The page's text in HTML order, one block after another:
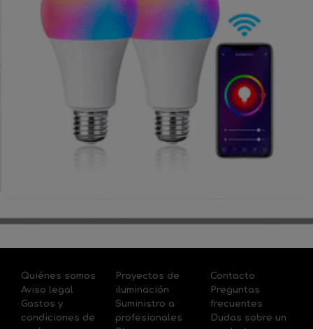
Quiénes somos
Aviso legal
Gastos y
condiciones de
Proyectos de
iluminación
Suministro a
profesionales
Contacto
Preguntas
frecuentes
Dudas sobre un